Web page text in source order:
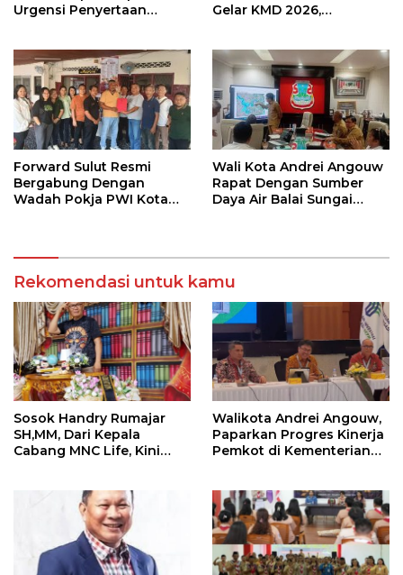
Urgensi Penyertaan
Gelar KMD 2026,
Pramuka
Forward Sulut Resmi
Bergabung Dengan
Wadah Pokja PWI Kota
Wali Kota Andrei Angouw
Rapat Dengan Sumber
Daya Air Balai Sungai
Rekomendasi untuk kamu
Sosok Handry Rumajar
SH,MM, Dari Kepala
Cabang MNC Life, Kini
Walikota Andrei Angouw,
Paparkan Progres Kinerja
Pemkot di Kementerian